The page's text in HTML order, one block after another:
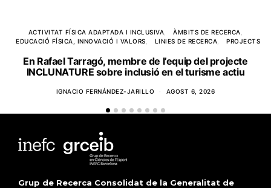
ACTIVITAT FÍSICA ADAPTADA I INCLUSIVA
ÀMBITS DE RECERCA
EDUCACIÓ FÍSICA, INNOVACIÓ I VALORS
LINIES DE RECERCA PROJECTS
En Rafael Tarragó, membre de l’equip del projecte
INCLUNATURE sobre inclusió en el turisme actiu
IGNACIO FERNÁNDEZ-JARILLO AGOST 6, 2026
Grup de Recerca Consolidat de la Generalitat de